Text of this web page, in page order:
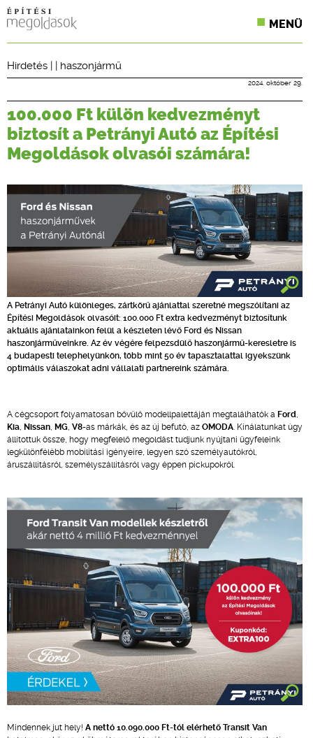
MENÜ
CPR TERMÉKKIÍRÁS
ÉPÍTÉSI JOG
TERVEZÉSI SEGÉDLETEK
Hirdetés | | haszonjármű
2024. október 29.
100.000 Ft külön kedvezményt
biztosít a Petrányi Autó az Építési
Megoldások olvasói számára!
A Petrányi Autó különleges, zártkörű ajánlattal szeretné megszólítani az
Építési Megoldások olvasóit: 100.000 Ft extra kedvezményt biztosítunk
aktuális ajánlatainkon felül a készleten lévő Ford és Nissan
haszonjárműveinkre. Az év végére felpezsdülő haszonjármű-keresletre is
4 budapesti telephelyünkön, több mint 50 év tapasztalattal igyekszünk
optimális válaszokat adni vállalati partnereink számára.
A cégcsoport folyamatosan bővülő modellpalettáján megtalálhatók a Ford,
Kia, Nissan, MG, V8-as márkák, és az új befutó, az OMODA. Kínálatunkat úgy
állítottuk össze, hogy megfelelő megoldást tudjunk nyújtani ügyfeleink
legkülönfélébb mobilitási igényeire, legyen szó személyautókról,
áruszállításról, személyszállításról vagy éppen pickupokról.
Mindennek jut hely! A nettó 10.090.000 Ft-tól elérhető Transit Van